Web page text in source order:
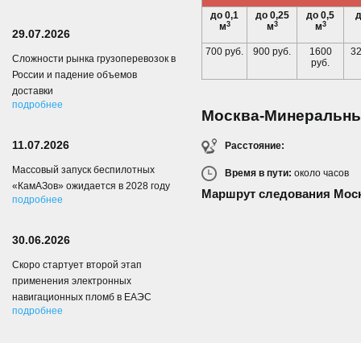
до 0,1
м3
до 0,25
м3
до 0,5
м3
700 руб. 900 руб.
1600
руб.
Москва-
Расстояние:
Время в пути: около часов
Маршрут следования
29.07.2026
Сложности рынка грузоперевозок в
России и падение объемов
доставки
подробнее
11.07.2026
Массовый запуск беспилотных
«КамАЗов» ожидается в 2028 году
подробнее
30.06.2026
Скоро стартует второй этап
применения электронных
навигационных пломб в ЕАЭС
подробнее